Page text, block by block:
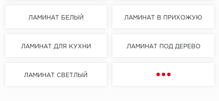
ЛАМИНАТ БЕЛЫЙ ЛАМИНАТ В ПРИХОЖУЮ
ЛАМИНАТ ДЛЯ КУХНИ ЛАМИНАТ ПОД ДЕРЕВО
ЛАМИНАТ СВЕТЛЫЙ